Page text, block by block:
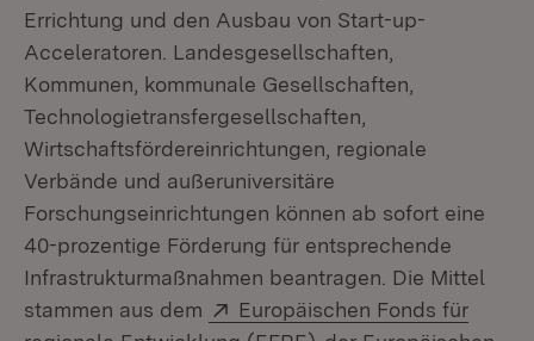
Errichtung und den Ausbau von Start-up-
Acceleratoren. Landesgesellschaften,
Kommunen, kommunale Gesellschaften,
Technologietransfergesellschaften,
Wirtschaftsfördereinrichtungen, regionale
Verbände und außeruniversitäre
Forschungseinrichtungen können ab sofort eine
40-prozentige Förderung für entsprechende
Infrastrukturmaßnahmen beantragen. Die Mittel
stammen aus dem
Extern:
Europäischen Fonds für